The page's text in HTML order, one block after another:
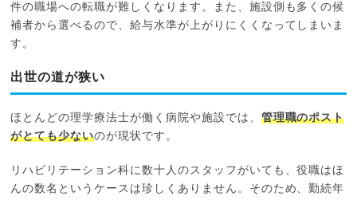
件の職場への転職が難しくなります。また、施設側も多くの候
補者から選べるので、給与水準が上がりにくくなってしまいま
す。
出世の道が狭い
ほとんどの理学療法士が働く病院や施設では、 管理職のポスト
がとても少ないのが現状です。
リハビリテーション科に数十人のスタッフがいても、役職はほ
んの数名というケースは珍しくありません。そのため、勤続年